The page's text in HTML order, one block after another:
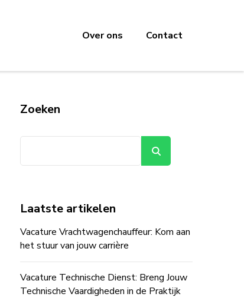
Over ons Contact
Zoeken
Laatste artikelen
Vacature Vrachtwagenchauffeur: Kom aan
het stuur van jouw carrière
Vacature Technische Dienst: Breng Jouw
Technische Vaardigheden in de Praktijk